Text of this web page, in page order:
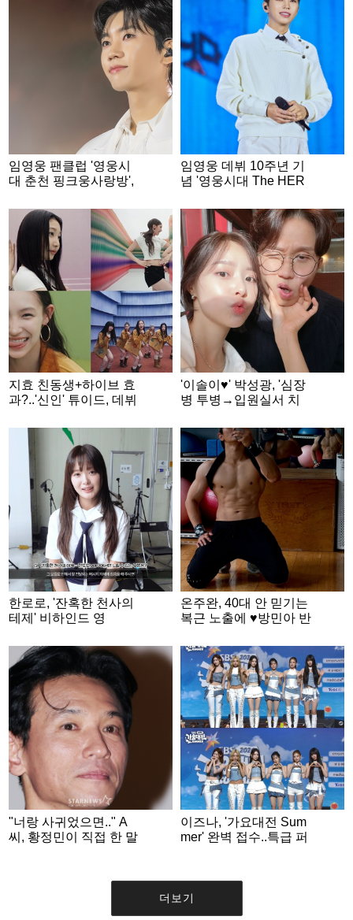
임영웅 팬클럽 '영웅시
대 춘천 핑크웅사랑방',
취약계층에 200만원 기
부
임영웅 데뷔 10주년 기
념 '영웅시대 The HER
아동 위해 500만원 후원
지효 친동생+하이브 효
과?..'신인' 튜이드, 데뷔
돌파
'이솔이♥' 박성광, '심장
병 투병→입원실서 치
적응 중" [스타이슈]
한로로, '잔혹한 천사의
테제' 비하인드 영
은 몰입"
온주완, 40대 안 믿기는
복근 노출에 ♥방민아 반
"너랑 사귀었으면.." A
씨, 황정민이 직접 한 말
이즈나, '가요대전 Sum
mer' 완벽 접수..특급 퍼
더보기